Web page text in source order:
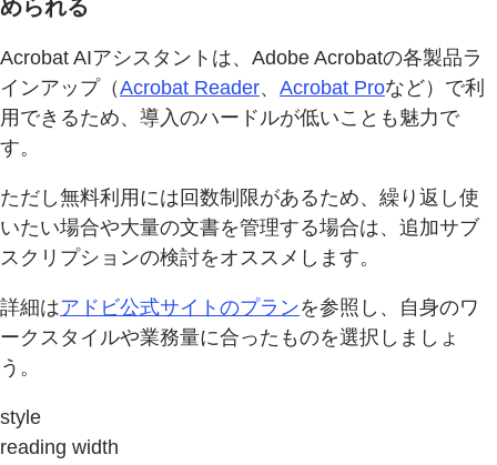
められる
Acrobat AIアシスタントは、Adobe Acrobatの各製品ラ
インアップ（Acrobat Reader、 Acrobat Proなど）で利
用できるため、導入のハードルが低いことも魅力で
す。
ただし無料利用には回数制限があるため、繰り返し使
いたい場合や大量の文書を管理する場合は、追加サブ
スクリプションの検討をオススメします。
詳細はアドビ公式サイトのプランを参照し、自身のワ
ークスタイルや業務量に合ったものを選択しましょ
う。
style
reading width